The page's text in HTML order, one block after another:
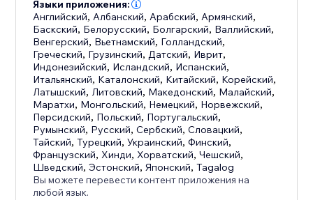
Языки приложения:
Английский, Албанский, Арабский, Армянский,
Баскский, Белорусский, Болгарский, Валлийский,
Венгерский, Вьетнамский, Голландский,
Греческий, Грузинский, Датский, Иврит,
Индонезийский, Исландский, Испанский,
Итальянский, Каталонский, Китайский, Корейский,
Латышский, Литовский, Македонский, Малайский,
Маратхи, Монгольский, Немецкий, Норвежский,
Персидский, Польский, Португальский,
Румынский, Русский,Сербский,Словацкий,
Тайский,Турецкий,Украинский,Финский,
Французский, Хинди, Хорватский,Чешский,
Шведский,Эстонский,Японский,Tagalog
Вы можете перевести контент приложения на
любой язык.